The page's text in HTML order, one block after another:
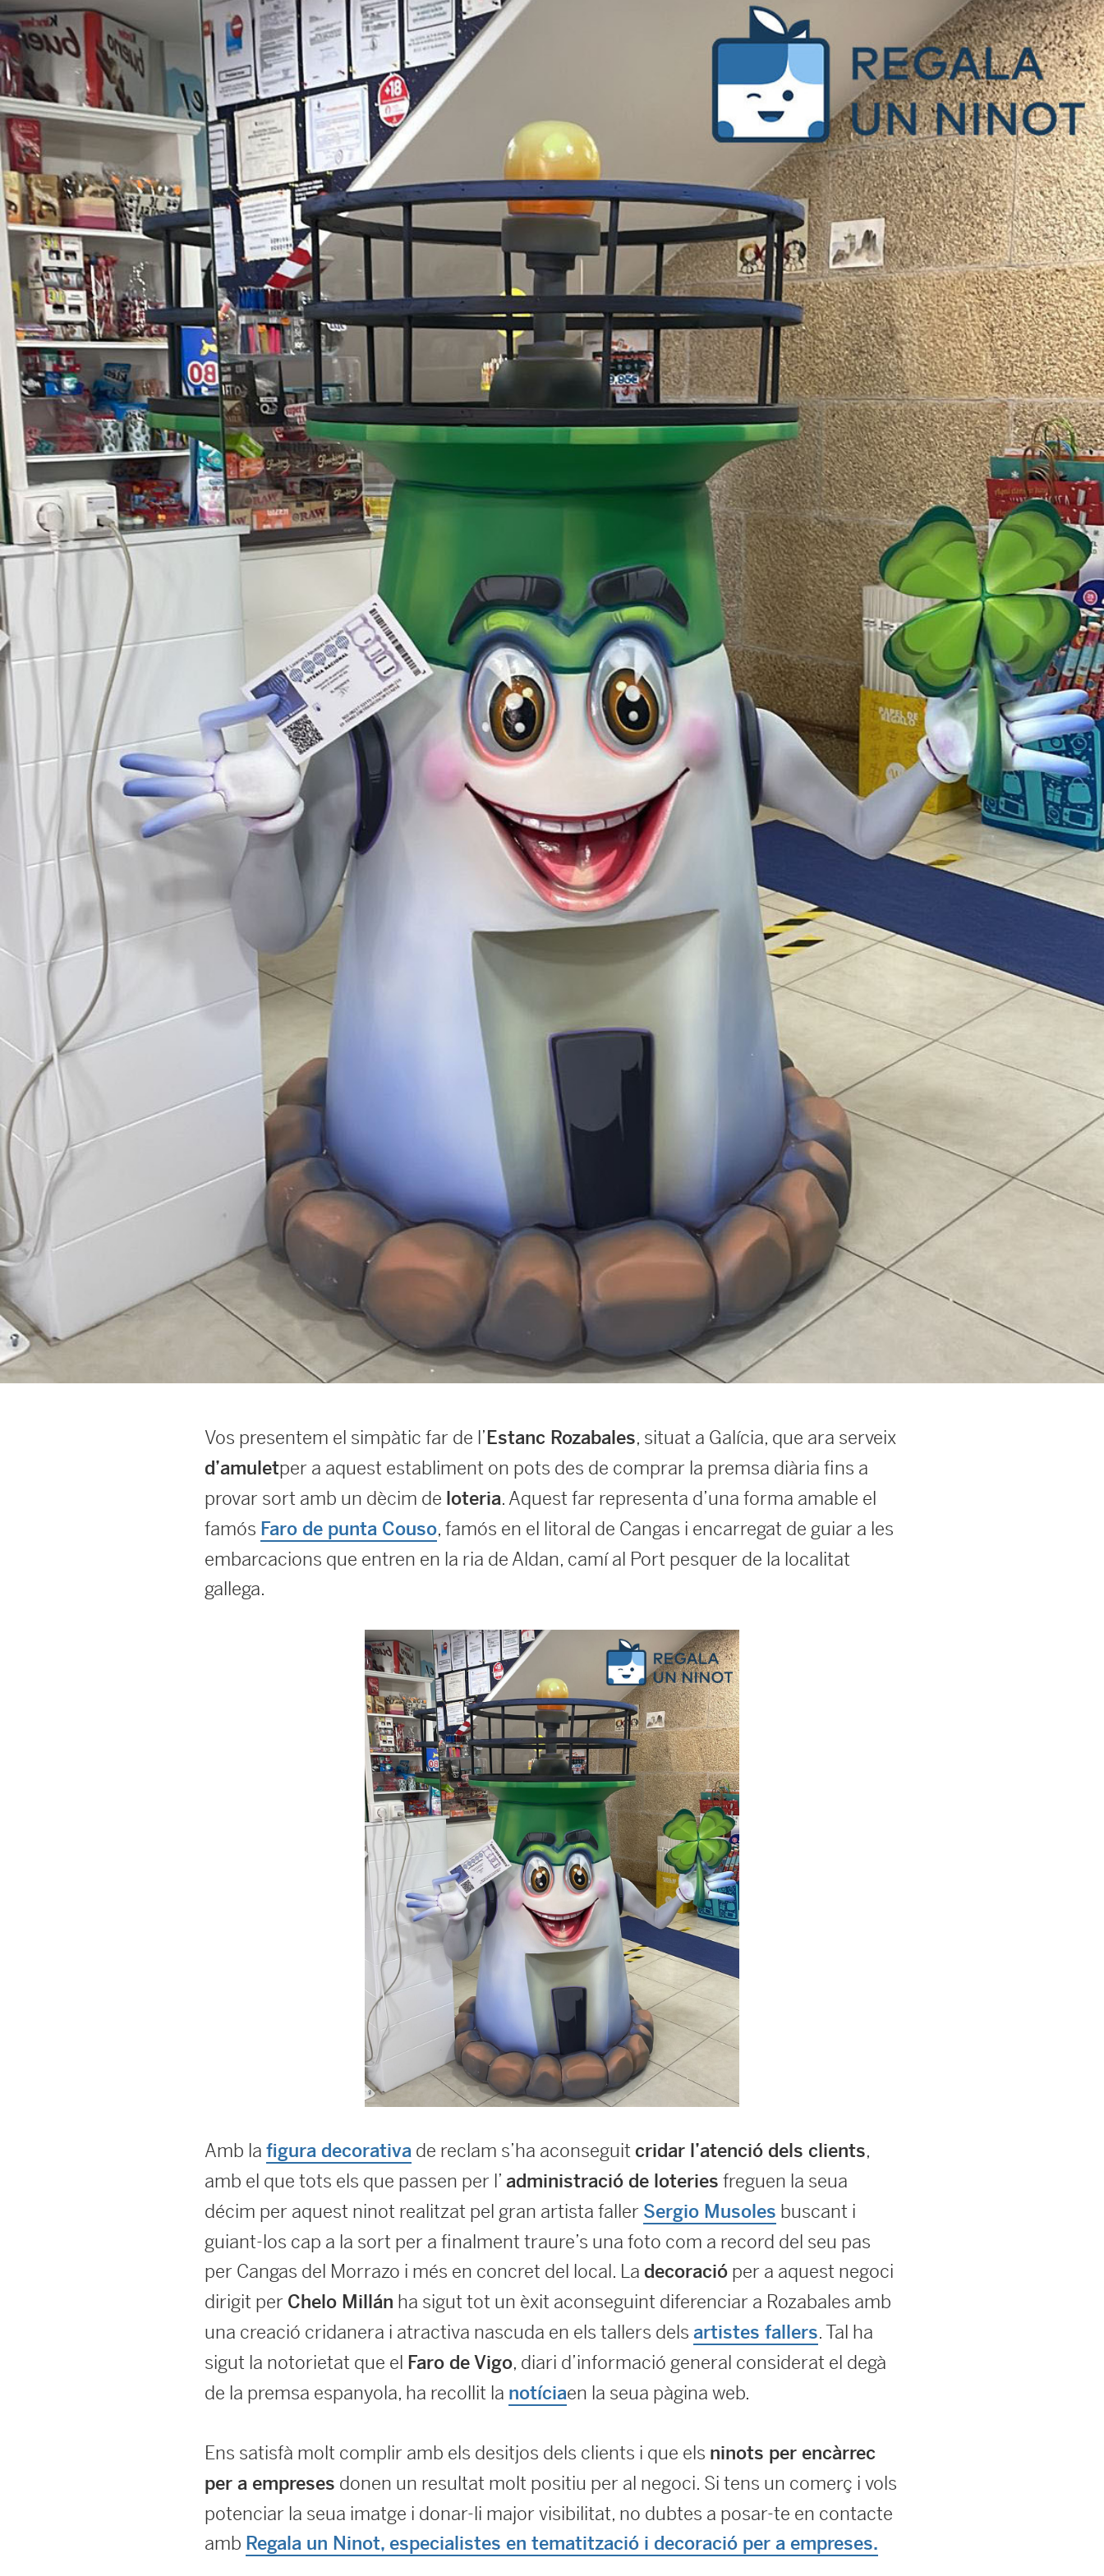
Vos presentem el simpàtic far de l’ Estanc Rozabales, situat a Galícia, que ara serveix
d’amuletper a aquest establiment on pots des de comprar la premsa diària fins a
provar sort amb un dècim de loteria. Aquest far representa d’una forma amable el
famós Faro de punta Couso, famós en el litoral de Cangas i encarregat de guiar a les
embarcacions que entren en la ria de Aldan, camí al Port pesquer de la localitat
gallega.
Amb la figura decorativa de reclam s’ha aconseguit cridar l’atenció dels clients,
amb el que tots els que passen per l’ administració de loteries freguen la seua
décim per aquest ninot realitzat pel gran artista faller Sergio Musoles buscant i
guiant-los cap a la sort per a finalment traure’s una foto com a record del seu pas
per Cangas del Morrazo i més en concret del local. La decoració per a aquest negoci
dirigit per Chelo Millán ha sigut tot un èxit aconseguint diferenciar a Rozabales amb
una creació cridanera i atractiva nascuda en els tallers dels artistes fallers. Tal ha
sigut la notorietat que el Faro de Vigo, diari d’informació general considerat el degà
de la premsa espanyola, ha recollit la notíciaen la seua pàgina web.
Ens satisfà molt complir amb els desitjos dels clients i que els ninots per encàrrec
per a empreses donen un resultat molt positiu per al negoci. Si tens un comerç i vols
potenciar la seua imatge i donar-li major visibilitat, no dubtes a posar-te en contacte
amb Regala un Ninot, especialistes en tematització i decoració per a empreses.